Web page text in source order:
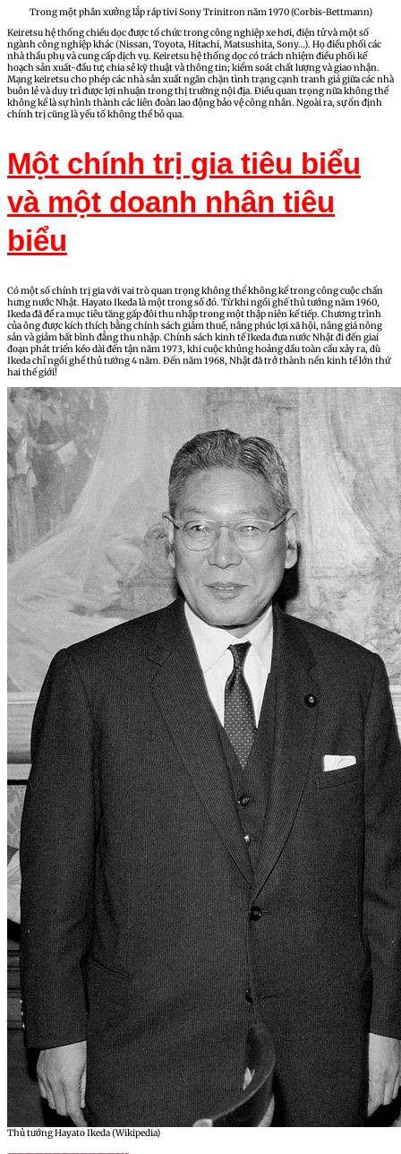
Trong một phân xưởng lắp ráp tivi Sony Trinitron năm 1970 (Corbis-Bettmann)
Keiretsu hệ thống chiều dọc được tổ chức trong công nghiệp xe hơi, điện tử và một số
ngành công nghiệp khác (Nissan, Toyota, Hitachi, Matsushita, Sony…). Họ điều phối các
nhà thầu phụ và cung cấp dịch vụ. Keiretsu hệ thống dọc có trách nhiệm điều phối kế
hoạch sản xuất-đầu tư; chia sẻ kỹ thuật và thông tin; kiểm soát chất lượng và giao nhận.
Mạng keiretsu cho phép các nhà sản xuất ngăn chặn tình trạng cạnh tranh giá giữa các nhà
buôn lẻ và duy trì được lợi nhuận trong thị trường nội địa. Điều quan trọng nữa không thể
không kể là sự hình thành các liên đoàn lao động bảo vệ công nhân. Ngoài ra, sự ổn định
chính trị cũng là yếu tố không thể bỏ qua.
Một chính trị gia tiêu biểu
và một doanh nhân tiêu
biểu
Có một số chính trị gia với vai trò quan trọng không thể không kể trong công cuộc chấn
hưng nước Nhật. Hayato Ikeda là một trong số đó. Từ khi ngồi ghế thủ tướng năm 1960,
Ikeda đã đề ra mục tiêu tăng gấp đôi thu nhập trong một thập niên kế tiếp. Chương trình
của ông được kích thích bằng chính sách giảm thuế, nâng phúc lợi xã hội, nâng giá nông
sản và giảm bất bình đẳng thu nhập. Chính sách kinh tế Ikeda đưa nước Nhật đi đến giai
đoạn phát triển kéo dài đến tận năm 1973, khi cuộc khủng hoảng dầu toàn cầu xảy ra, dù
Ikeda chỉ ngồi ghế thủ tướng 4 năm. Đến năm 1968, Nhật đã trở thành nền kinh tế lớn thứ
hai thế giới!
Thủ tướng Hayato Ikeda (Wikipedia)